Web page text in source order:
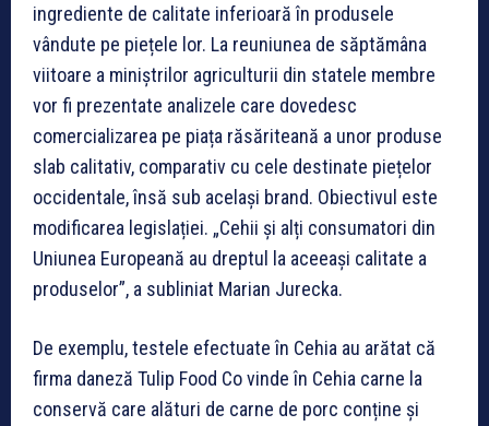
ingrediente de calitate inferioară în produsele
vândute pe piețele lor. La reuniunea de săptămâna
viitoare a miniștrilor agriculturii din statele membre
vor fi prezentate analizele care dovedesc
comercializarea pe piața răsăriteană a unor produse
slab calitativ, comparativ cu cele destinate piețelor
occidentale, însă sub același brand. Obiectivul este
modificarea legislației. „Cehii și alți consumatori din
Uniunea Europeană au dreptul la aceeași calitate a
produselor”, a subliniat Marian Jurecka.
De exemplu, testele efectuate în Cehia au arătat că
firma daneză Tulip Food Co vinde în Cehia carne la
conservă care alături de carne de porc conține și